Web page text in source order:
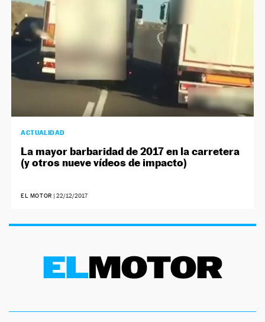
ACTUALIDAD
La mayor barbaridad de 2017 en la carretera
(y otros nueve vídeos de impacto)
EL MOTOR | 22/12/2017